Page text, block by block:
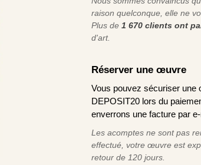
raison quelconque, elle ne
Plus de 1 670 clients ont
d'art.
Réserver une œuvre
Vous pouvez sécuriser
DEPOSIT20 lors du
enverrons une facture par
Les acomptes ne sont pas
effectué, votre œuvre est
retour de 120 jours.